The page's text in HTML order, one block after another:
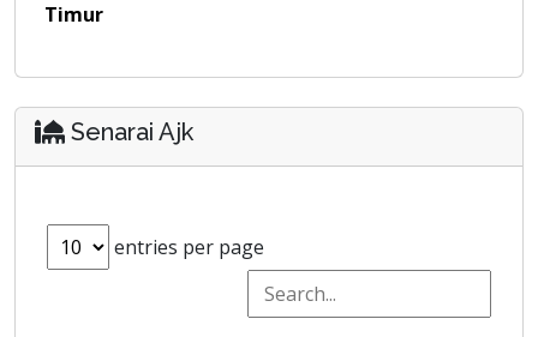
Timur
Senarai Ajk
entries per page